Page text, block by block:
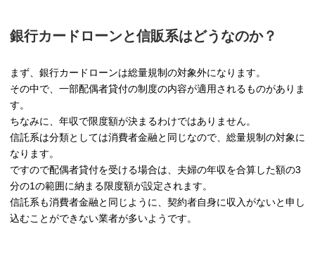
銀行カードローンと信販系はどうなのか？
まず、銀行カードローンは総量規制の対象外になります。
その中で、一部配偶者貸付の制度の内容が適用されるものがありま
す。
ちなみに、年収で限度額が決まるわけではありません。
信託系は分類としては消費者金融と同じなので、総量規制の対象に
なります。
ですので配偶者貸付を受ける場合は、夫婦の年収を合算した額の3
分の1の範囲に納まる限度額が設定されます。
信託系も消費者金融と同じように、契約者自身に収入がないと申し
込むことができない業者が多いようです。